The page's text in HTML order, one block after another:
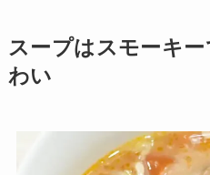
スープはスモーキ
わい